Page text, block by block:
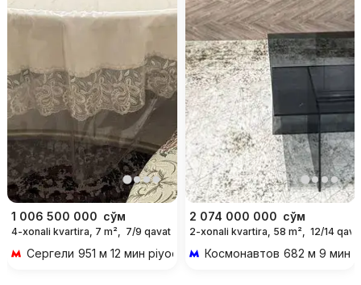
1 006 500 000 сўм
4-xonali kvartira, 7 m², 7/9 qavat
Сергели 951 м 12 мин piyoda
2 074 000 000 сўм
2-xonali kvartira, 58 m², 12/14
Космонавтов 682 м 9 мин